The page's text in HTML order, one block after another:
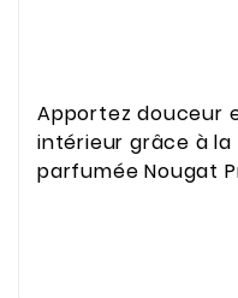
Apportez douceur
intérieur grâce à
parfumée Nougat